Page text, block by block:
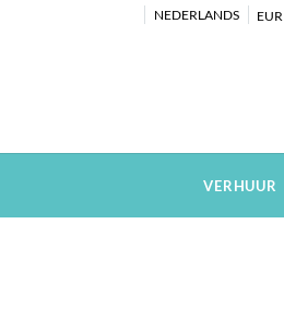
NEDERLANDS EUR
VERHUUR